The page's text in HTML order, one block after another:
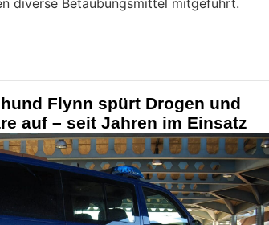
Flynn spürt Drogen und
auf – seit Jahren im Einsatz